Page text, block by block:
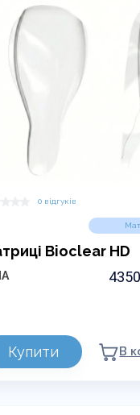
0 відгуків
Bioclear HD
Купити В